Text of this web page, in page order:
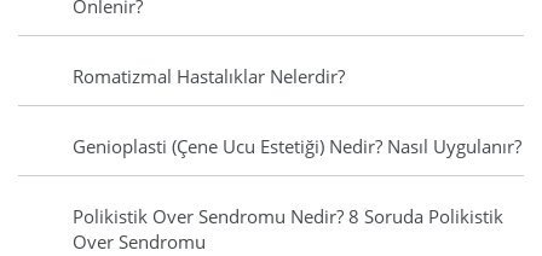
Önlenir?
Romatizmal Hastalıklar Nelerdir?
Genioplasti (Çene Ucu Estetiği) Nedir? Nasıl Uygulanır?
Polikistik Over Sendromu Nedir? 8 Soruda Polikistik
Over Sendromu